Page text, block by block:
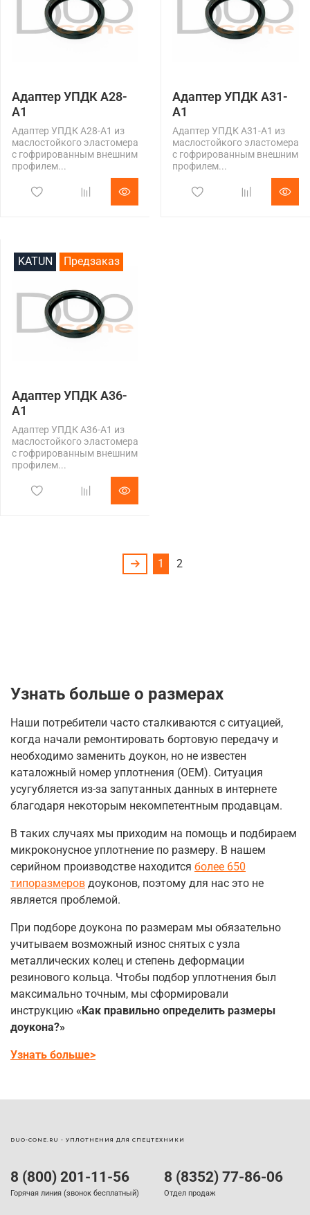
Адаптер УПДК А28-
А1
Адаптер УПДК А28-А1 из
маслостойкого эластомера
с гофрированным внешним
профилем...
Адаптер УПДК А31-
А1
Адаптер УПДК А31-А1 из
маслостойкого эластомера
с гофрированным внешним
профилем...
KATUN Предзаказ
Адаптер УПДК А36-
А1
Адаптер УПДК А36-А1 из
маслостойкого эластомера
с гофрированным внешним
профилем...
1 2
Узнать больше о размерах
Наши потребители часто сталкиваются с ситуацией,
когда начали ремонтировать бортовую передачу и
необходимо заменить доукон, но не известен
каталожный номер уплотнения (OEM). Ситуация
усугубляется из-за запутанных данных в интернете
благодаря некоторым некомпетентным продавцам.
В таких случаях мы приходим на помощь и подбираем
микроконусное уплотнение по размеру. В нашем
серийном производстве находится более 650
типоразмеров доуконов, поэтому для нас это не
является проблемой.
При подборе доукона по размерам мы обязательно
учитываем возможный износ снятых с узла
металлических колец и степень деформации
резинового кольца. Чтобы подбор уплотнения был
максимально точным, мы сформировали
инструкцию «Как правильно определить размеры
доукона?»
Узнать больше>
8 (800) 201-11-56
Горячая линия (звонок бесплатный)
8 (8352) 77-86-06
Отдел продаж
DUO-CONE.RU - УПЛОТНЕНИЯ ДЛЯ СПЕЦТЕХНИКИ